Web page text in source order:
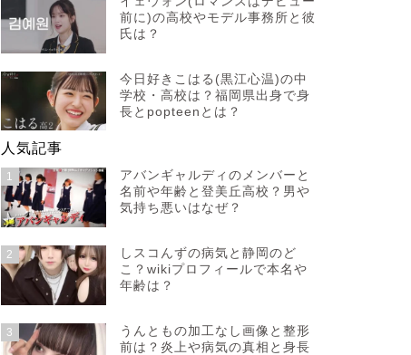
前に)の高校やモデル事務所と彼
氏は？
今日好きこはる(黒江心温)の中
学校・高校は？福岡県出身で身
長とpopteenとは？
人気記事
1
アバンギャルディのメンバーと
名前や年齢と登美丘高校？男や
気持ち悪いはなぜ？
2
しスコんずの病気と静岡のど
こ？wikiプロフィールで本名や
年齢は？
3
うんともの加工なし画像と整形
前は？炎上や病気の真相と身長